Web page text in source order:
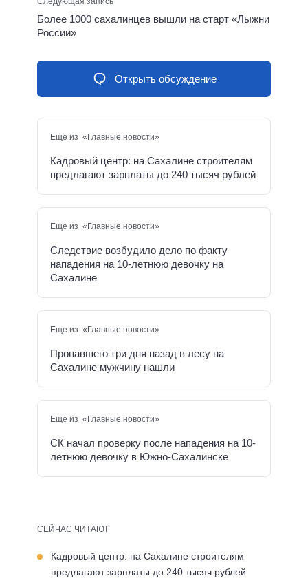
Более 1000 сахалинцев вышли на старт «Лыжни
России»
Открыть обсуждение
Еще из «Главные новости»
Кадровый центр: на Сахалине строителям
предлагают зарплаты до 240 тысяч рублей
Еще из «Главные новости»
Следствие возбудило дело по факту
нападения на 10-летнюю девочку на
Сахалине
Еще из «Главные новости»
Пропавшего три дня назад в лесу на
Сахалине мужчину нашли
Еще из «Главные новости»
СК начал проверку после нападения на 10-
летнюю девочку в Южно-Сахалинске
СЕЙЧАС ЧИТАЮТ
Кадровый центр: на Сахалине строителям
предлагают зарплаты до 240 тысяч рублей